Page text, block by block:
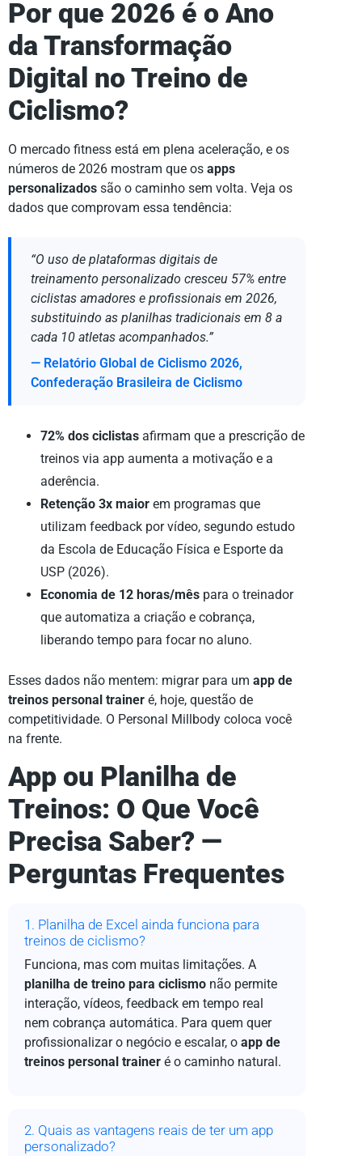
Por que 2026 é o Ano
da Transformação
Digital no Treino de
Ciclismo?
O mercado fitness está em plena aceleração, e os
números de 2026 mostram que os apps
personalizados são o caminho sem volta. Veja os
dados que comprovam essa tendência:
“O uso de plataformas digitais de
treinamento personalizado cresceu 57% entre
ciclistas amadores e profissionais em 2026,
substituindo as planilhas tradicionais em 8 a
cada 10 atletas acompanhados.”
— Relatório Global de Ciclismo 2026,
Confederação Brasileira de Ciclismo
72% dos ciclistas afirmam que a prescrição de
treinos via app aumenta a motivação e a
aderência.
Retenção 3x maior em programas que
utilizam feedback por vídeo, segundo estudo
da Escola de Educação Física e Esporte da
USP (2026).
Economia de 12 horas/mês para o treinador
que automatiza a criação e cobrança,
liberando tempo para focar no aluno.
Esses dados não mentem: migrar para um app de
treinos personal trainer é, hoje, questão de
competitividade. O Personal Millbody coloca você
na frente.
App ou Planilha de
Treinos: O Que Você
Precisa Saber? —
Perguntas Frequentes
1. Planilha de Excel ainda funciona para
treinos de ciclismo?
Funciona, mas com muitas limitações. A
planilha de treino para ciclismo não permite
interação, vídeos, feedback em tempo real
nem cobrança automática. Para quem quer
profissionalizar o negócio e escalar, o app de
treinos personal trainer é o caminho natural.
2. Quais as vantagens reais de ter um app
personalizado?